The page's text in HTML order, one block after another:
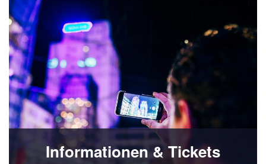
Informationen & Tickets